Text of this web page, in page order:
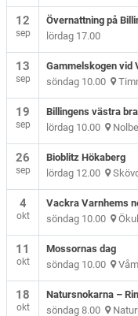
12
sep
Övernattning på
lördag 17.00
13
sep
Gammelskogen vid
söndag 10.00
19
sep
Billingens västra
lördag 10.00
26
sep
Bioblitz Hökaberg
lördag 12.00
4
okt
Vackra Varnhems
söndag 10.00
11
okt
Mossornas dag
söndag 10.00
18
okt
Natursnokarna –
söndag 8.00